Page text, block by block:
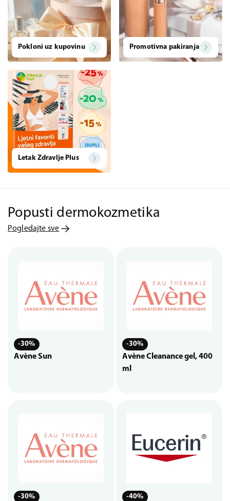
Pokloni uz kupovinu Promotivna pakiranja
Letak Zdravlje Plus
Popusti dermokozmetika
Pogledajte sve
-30%
Avène Sun
-30%
Avène Cleanance gel, 400
ml
-30% -40%